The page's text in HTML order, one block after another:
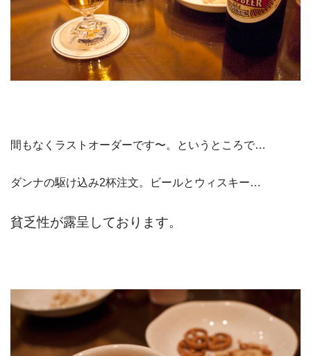
間もなくラストオーダーです〜。というところで…
ダンナの駆け込み2杯注文。ビールとウィスキー…
貧乏性が露呈しております。